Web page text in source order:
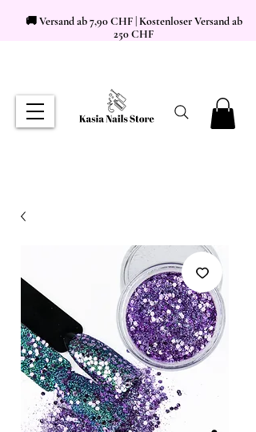
🚚 Versand ab 7,90 CHF | Kostenloser Versand ab
250 CHF